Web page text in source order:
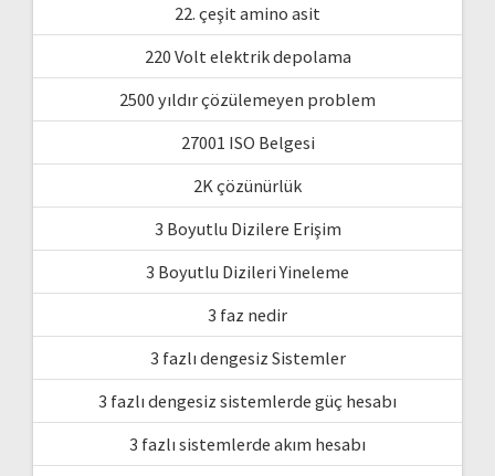
22. çeşit amino asit
220 Volt elektrik depolama
2500 yıldır çözülemeyen problem
27001 ISO Belgesi
2K çözünürlük
3 Boyutlu Dizilere Erişim
3 Boyutlu Dizileri Yineleme
3 faz nedir
3 fazlı dengesiz Sistemler
3 fazlı dengesiz sistemlerde güç hesabı
3 fazlı sistemlerde akım hesabı